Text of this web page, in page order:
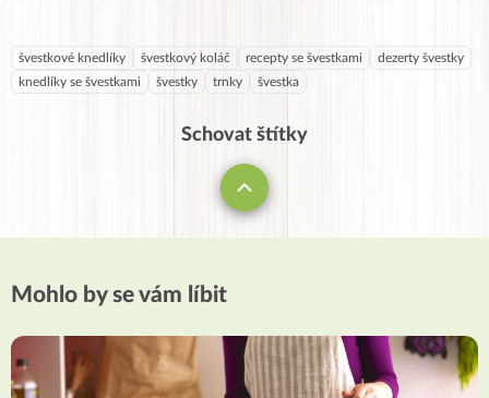
švestkové knedlíky švestkový koláč recepty se švestkami
dezerty švestky
knedlíky se švestkami
švestky trnky švestka
Schovat štítky
Mohlo by se vám líbit